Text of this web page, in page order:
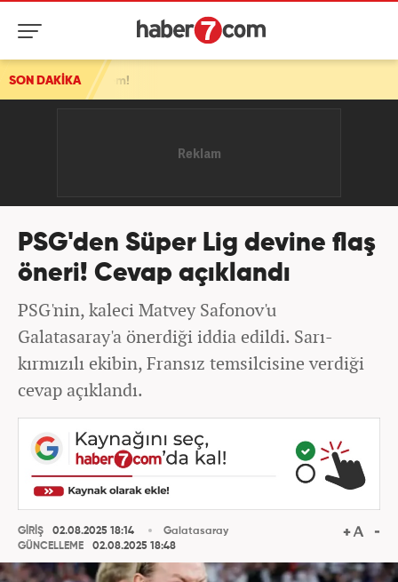
SON DAKİKA
PSG'den Süper Lig devine flaş
öneri! Cevap açıklandı
PSG'nin, kaleci Matvey Safonov'u
Galatasaray'a önerdiği iddia edildi. Sarı-
kırmızılı ekibin, Fransız temsilcisine verdiği
cevap açıklandı.
GİRİŞ
02.08.2025 18:14
GÜNCELLEME
02.08.2025 18:48
Galatasaray